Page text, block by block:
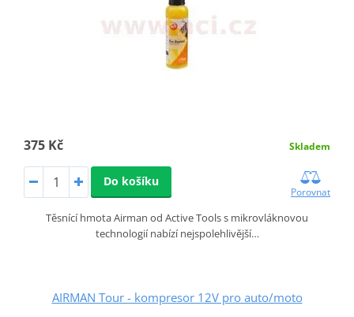
375 Kč Skladem
Do košíku
Porovnat
Těsnící hmota Airman od Active Tools s mikrovláknovou
technologií nabízí nejspolehlivější…
AIRMAN Tour - kompresor 12V pro auto/moto